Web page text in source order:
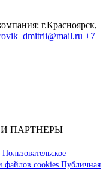
г.Красноярск,
+7
Пользовательское
файлов cookies Публичная